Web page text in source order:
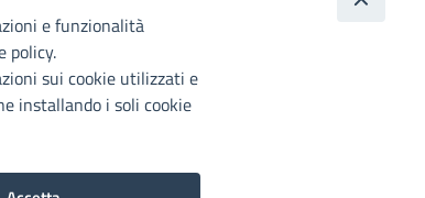
del Parlamento euopeo e del Consiglio.
di accessibilità
e funzionalità
policy.
sui cookie utilizzati e
installando i soli cookie